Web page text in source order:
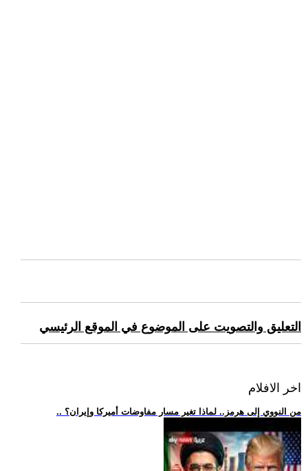
التعليق والتصويت على الموضوع في الموقع الرئيسي
اخر الافلام
.. من النووي إلى هرمز.. لماذا تغير مسار مفاوضات أميركا وإيران؟